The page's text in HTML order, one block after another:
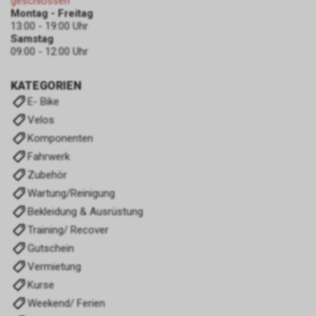
KATEGORIEN
E- Bike
Velos
Komponenten
Fahrwerk
Zubehör
Wartung/Reinigung
Bekleidung & Ausrüstung
Training/ Recover
Gutschein
Vermietung
Kurse
Weekend/ Ferien
Montag - Freitag
13:00 - 19:00 Uhr
Samstag
09:00 - 12:00 Uhr